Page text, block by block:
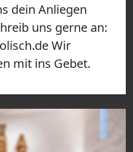
dein Anliegen
uns gerne an:
Wir
mit ins Gebet.